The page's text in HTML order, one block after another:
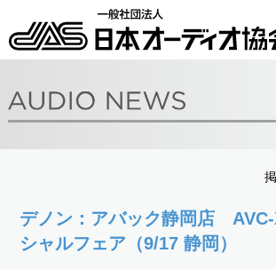
デノン：アバック静岡店
シャルフェア（9/17 静岡）